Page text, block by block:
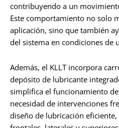
contribuyendo a un
Este comportamiento no solo
aplicación, sino que también
del sistema en condiciones de
Además, el KLLT incorpora
depósito de lubricante
simplifica el funcionamiento
necesidad de intervenciones
diseño de lubricación